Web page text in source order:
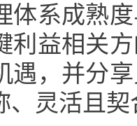
体系成熟
利益相关
遇，并分
、灵活且